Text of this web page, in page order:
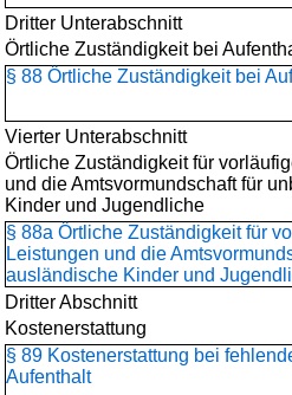
Dritter Unterabschnitt
Örtliche Zuständigkeit bei
§ 88 Örtliche Zuständigkeit bei
Vierter Unterabschnitt
Örtliche Zuständigkeit für
und die Amtsvormundschaft für
Kinder und Jugendliche
§ 88a Örtliche Zuständigkeit für
Leistungen und die
ausländische Kinder und
Dritter Abschnitt
Kostenerstattung
§ 89 Kostenerstattung bei
Aufenthalt